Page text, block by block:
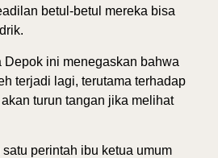
betul-betul mereka bisa
Depok ini menegaskan bahwa
terjadi lagi, terutama terhadap
turun tangan jika melihat
perintah ibu ketua umum